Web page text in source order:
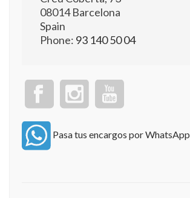
08014Barcelona
Spain
Phone: 93 140 50 04
Pasa tus encargos por WhatsApp